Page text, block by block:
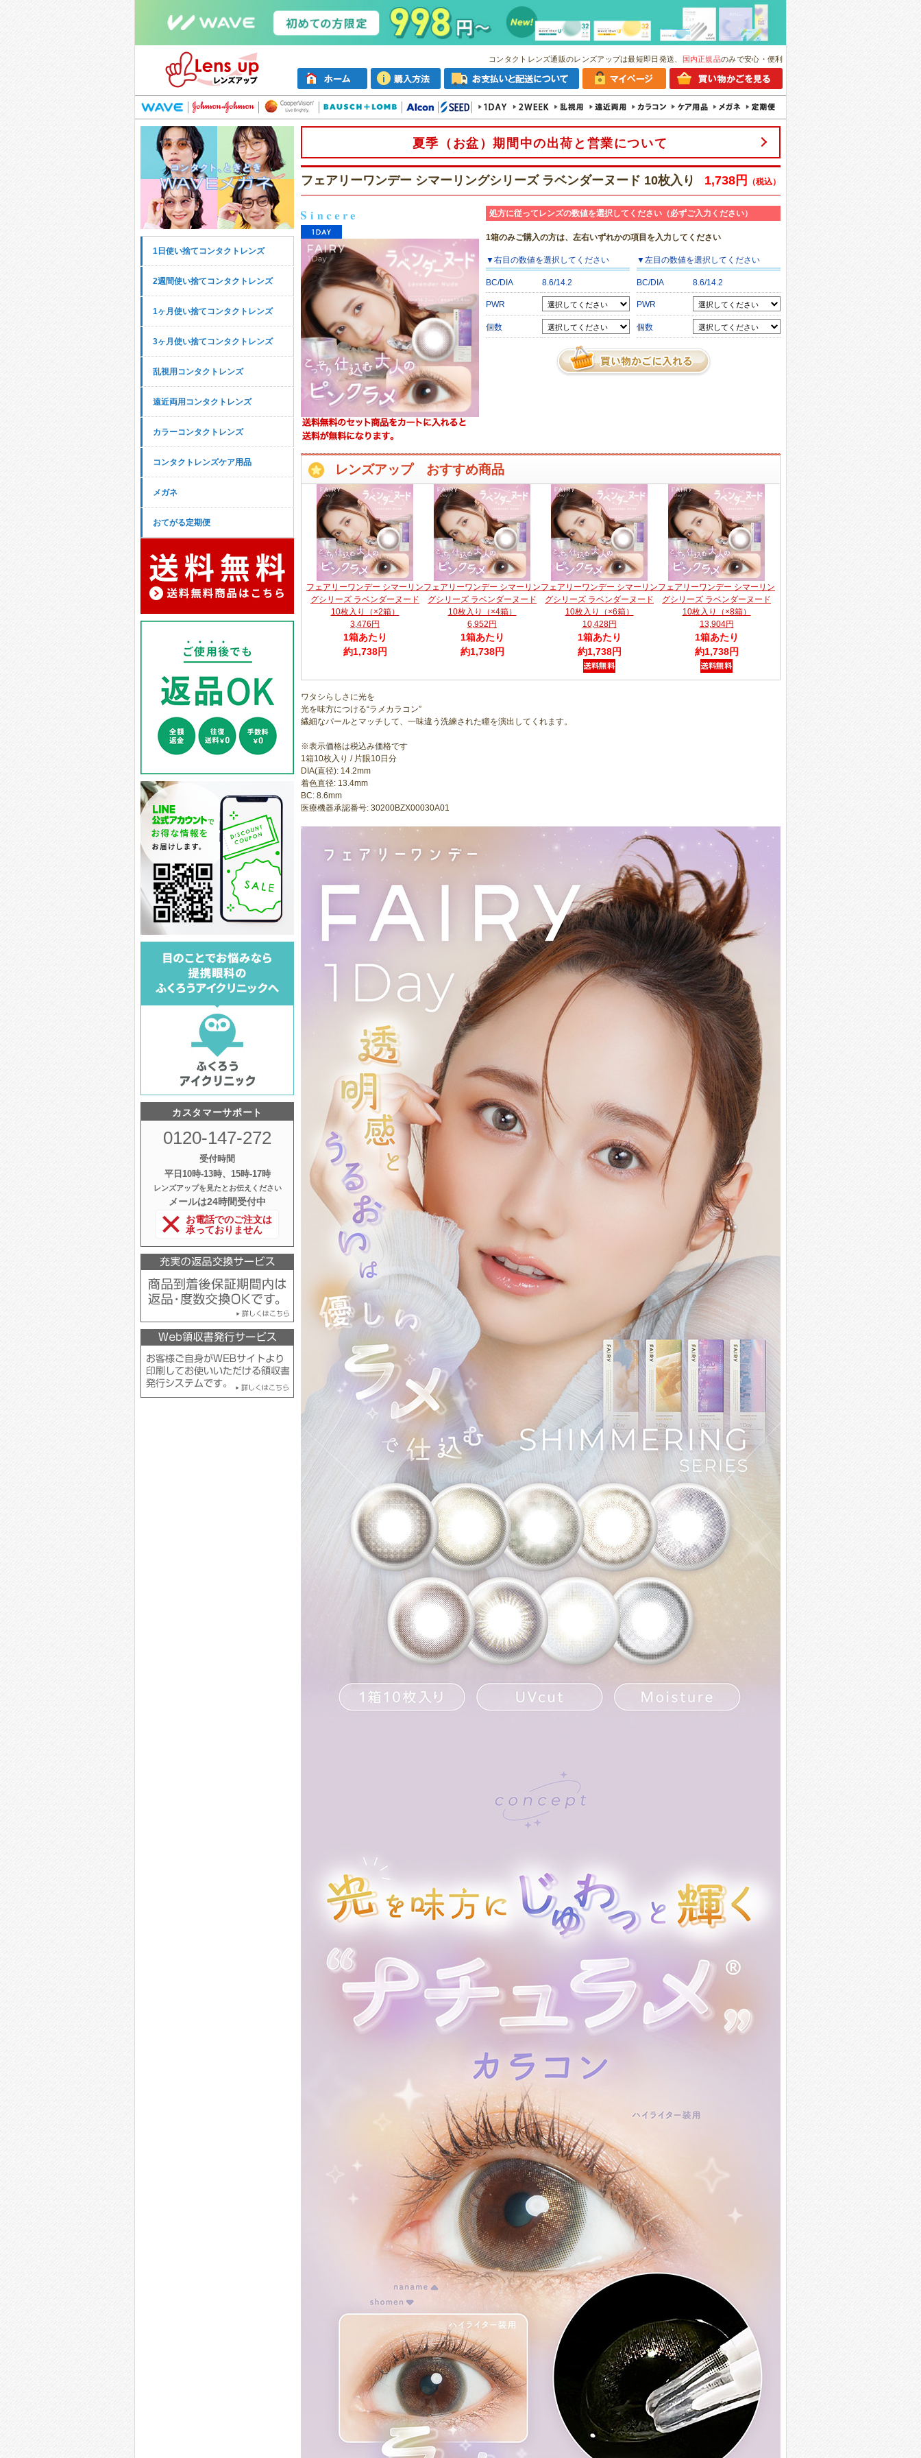
コンタクトレンズ通販のレンズアップは最短即日発送、 国内正規品のみで安心・便利
1日使い捨てコンタクトレンズ
2週間使い捨てコンタクトレンズ
1ヶ月使い捨てコンタクトレンズ
3ヶ月使い捨てコンタクトレンズ
乱視用コンタクトレンズ
遠近両用コンタクトレンズ
カラーコンタクトレンズ
コンタクトレンズケア用品
メガネ
おてがる定期便
カスタマーサポート
0120-147-272
受付時間
平日10時‐13時、15時‐17時
レンズアップを見たとお伝えください
メールは24時間受付中
お電話でのご注文は
承っておりません
夏季（お盆）期間中の出荷と営業について
フェアリーワンデー シマーリングシリーズ ラベンダーヌード 10枚入り 1,738円 （税込）
処方に従ってレンズの数値を選択してください（必ずご入力ください）
1箱のみご購入の方は、左右いずれかの項目を入力してください
▼右目の数値を選択してください
BC/DIA 8.6/14.2
PWR
個数
▼左目の数値を選択してください
BC/DIA 8.6/14.2
PWR
個数
レンズアップ おすすめ商品
フェアリーワンデー シマーリン
グシリーズ ラベンダーヌード
10枚入り（×2箱）
3,476円
1箱あたり
約1,738円
フェアリーワンデー シマーリン
グシリーズ ラベンダーヌード
10枚入り（×4箱）
6,952円
1箱あたり
約1,738円
フェアリーワンデー シマーリン
グシリーズ ラベンダーヌード
10枚入り（×6箱）
10,428円
1箱あたり
約1,738円
フェアリーワンデー シマーリン
グシリーズ ラベンダーヌード
10枚入り（×8箱）
13,904円
1箱あたり
約1,738円
ワタシらしさに光を
光を味方につける“ラメカラコン”
繊細なパールとマッチして、一味違う洗練された瞳を演出してくれます。
※表示価格は税込み価格です
1箱10枚入り / 片眼10日分
DIA(直径): 14.2mm
着色直径: 13.4mm
BC: 8.6mm
医療機器承認番号: 30200BZX00030A01